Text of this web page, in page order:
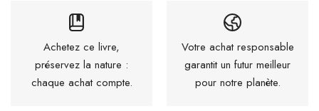
Achetez ce livre,
préservez la nature :
chaque achat compte.
Votre achat responsable
garantit un futur meilleur
pour notre planète.